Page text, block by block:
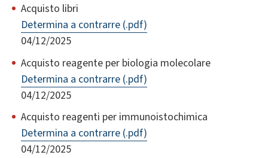
Acquisto libri
Determina a contrarre (.pdf)
04/12/2025
Acquisto reagente per biologia molecolare
Determina a contrarre (.pdf)
04/12/2025
Acquisto reagenti per immunoistochimica
Determina a contrarre (.pdf)
04/12/2025